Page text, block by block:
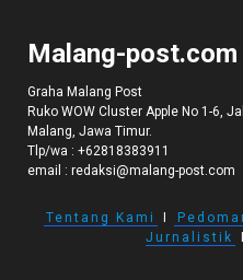
Malang-post.com
Graha Malang Post
Ruko WOW Cluster Apple No 1-6,
Malang, Jawa Timur.
Tlp/wa : +62818383911
email : redaksi@malang-post.com
Tentang Kami
Jurnalistik